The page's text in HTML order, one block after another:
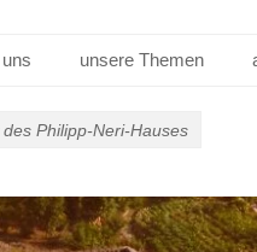
unsere Themen
Philipp-Neri-Hauses